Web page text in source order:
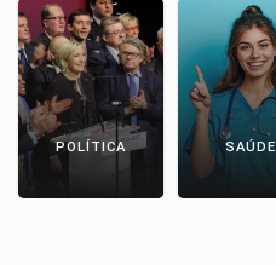
POLÍTICA SAÚDE